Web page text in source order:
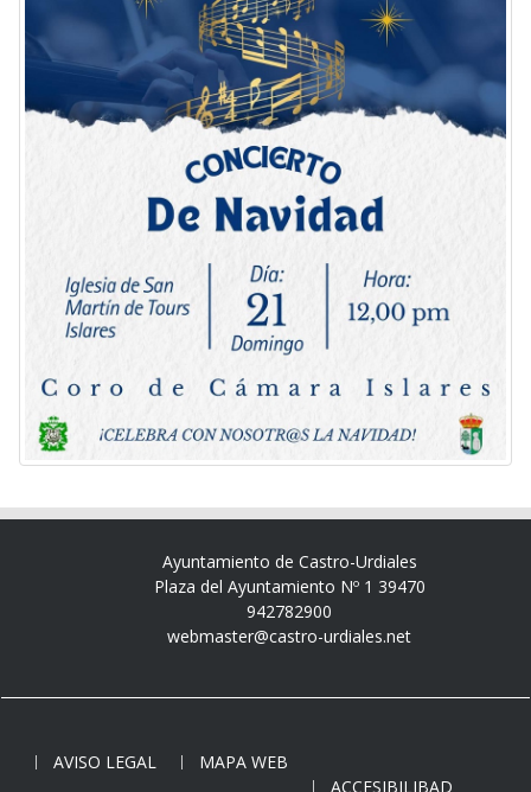
Ayuntamiento de Castro-Urdiales
Plaza del Ayuntamiento Nº 1 39470
942782900
webmaster@castro-urdiales.net
AVISO LEGAL
MAPA WEB
ACCESIBILIBAD